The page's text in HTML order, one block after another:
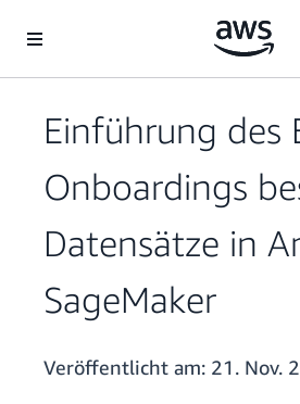
Überspringen zum Hauptinhalt
Einführung des
Onboardings
Datensätze in
SageMaker
Veröffentlicht am: 21. Nov.